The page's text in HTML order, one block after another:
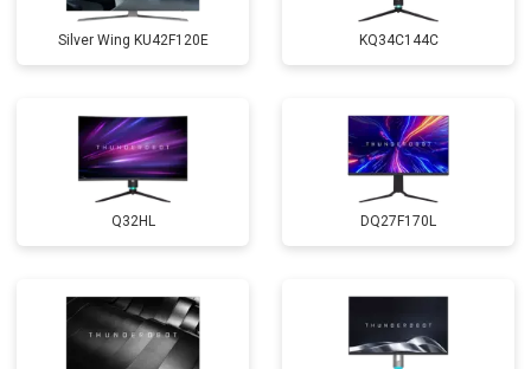
Silver Wing KU42F120E KQ34C144C
Q32HL DQ27F170L